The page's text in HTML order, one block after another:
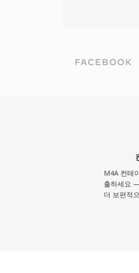
를 유지합니다.
채널을 지원하
M4A 컨테
출하세요
더 보편적